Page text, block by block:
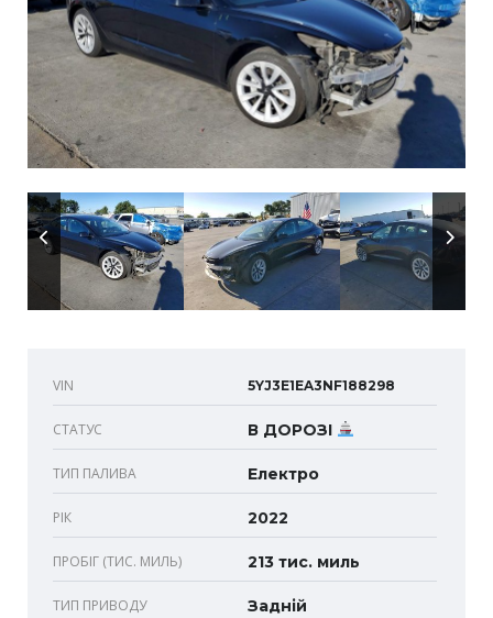
VIN 5YJ3E1EA3NF188298
СТАТУС В ДОРОЗІ
ТИП ПАЛИВА Електро
РІК 2022
ПРОБІГ (ТИС. МИЛЬ) 213 тис. миль
ТИП ПРИВОДУ Задній